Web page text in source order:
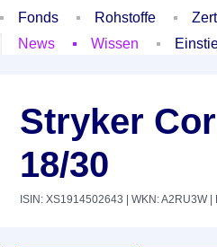
Fonds
Rohstoffe
News
Wissen
Stryker
18/30
ISIN: XS1914502643 | WKN: A2RU3W|